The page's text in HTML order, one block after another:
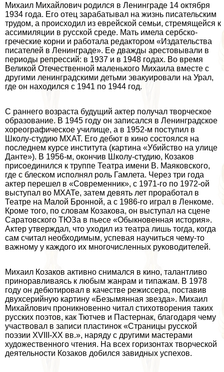
Михаил Михайлович родился в Ленинграде 14 октября
1934 года. Его отец заpaбатывал на жизнь писательским
трудом, а происходил из еврейской семьи, стремящейся к
ассимиляции в русской среде. Мать имела сербско-
греческие корни и работала редактором «Издательства
писателей в Ленинграде». Ее дважды арестовывали в
периоды репрессий: в 1937 и в 1948 годах. Во время
Великой Отечественной маленького Михаила вместе с
другими ленинградскими детьми эвакуировали на Урал,
где он находился с 1941 по 1944 год.
С раннего возраста будущий актер получал творческое
образование. В 1945 году он записался в Ленинградское
хореографическое училище, а в 1952-м поступил в
Школу-студию МХАТ. Его дебют в кино состоялся на
последнем курсе института (картина «Убийство на улице
Данте»). В 1956-м, окончив Школу-студию, Козаков
присоединился к труппе Театра имени В. Маяковского,
где с блеском исполнял роль Гамлета. Через три года
актер перешел в «Современник», с 1971-го по 1972-ой
выступал во МХАТе, затем девять лет проработал в
Театре на Малой Бронной, а с 1986-го играл в Ленкоме.
Кроме того, по словам Козакова, он выступал на сцене
Саратовского ТЮЗа в пьесе «Обыкновенная история».
Актер утверждал, что уходил из театра лишь тогда, когда
сам считал необходимым, успевая научиться чему-то
важному у каждого их многочисленных руководителей.
Михаил Козаков активно снимался в кино, талантливо
приноравливаясь к любым жанрам и типажам. В 1978
году он дебютировал в качестве режиссера, поставив
двухсерийную картину «Безымянная звезда». Михаил
Михайлович проникновенно читал стихотворения таких
русских поэтов, как Тютчев и Пастернак, благодаря чему
участвовал в записи пластинок «Страницы русской
поэзии XVIII-XX вв.», наряду с другими мастерами
художественного чтения. На всех горизонтах творческой
деятельности Козаков добился завидных успехов.